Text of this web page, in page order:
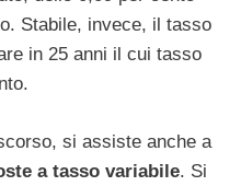
Stabile, invece, il tasso
in 25 anni il cui tasso
si assiste anche a
a tasso variabile. Si